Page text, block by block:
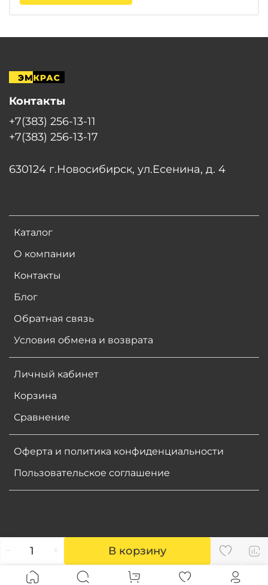
В корзину
Каталог
О компании
Контакты
Блог
Обратная связь
Условия обмена и возврата
Личный кабинет
Корзина
Сравнение
Оферта и политика конфиденциальности
Пользовательское соглашение
Контакты
+7(383) 256-13-11
+7(383) 256-13-17
630124 г.Новосибирск, ул.Есенина, д. 4